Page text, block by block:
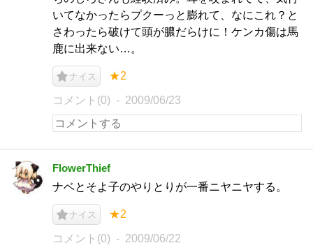
いてなかったらプクーっと膨れて、なにこれ？と
さわったら破けて頭が膿だらけに！ケンカ傷は馬
鹿に出来ない…。
ナイス ★2
コメント(0) 2009/06/23
FlowerThief
ナベとそよ子のやりとりが一番ニヤニヤする。
ナイス ★2
コメント(0) 2009/06/22